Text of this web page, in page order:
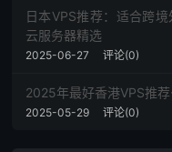
日本VPS推荐：适合跨
云服务器精选
2025-06-27 评论(0)
2025年最好香港VPS推
2025-05-29 评论(0)